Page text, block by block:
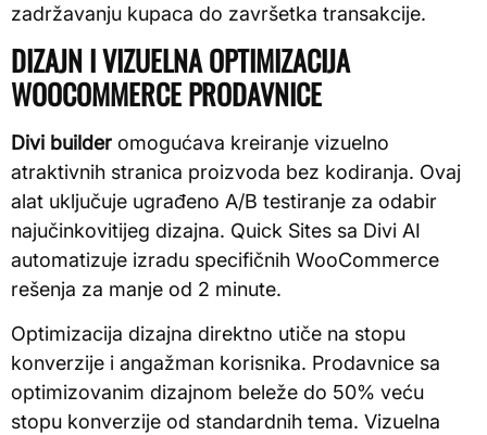
zadržavanju kupaca do završetka transakcije.
DIZAJN I VIZUELNA OPTIMIZACIJA
WOOCOMMERCE PRODAVNICE
Divi builder omogućava kreiranje vizuelno
atraktivnih stranica proizvoda bez kodiranja. Ovaj
alat uključuje ugrađeno A/B testiranje za odabir
najučinkovitijeg dizajna. Quick Sites sa Divi AI
automatizuje izradu specifičnih WooCommerce
rešenja za manje od 2 minute.
Optimizacija dizajna direktno utiče na stopu
konverzije i angažman korisnika. Prodavnice sa
optimizovanim dizajnom beleže do 50% veću
stopu konverzije od standardnih tema. Vizuelna